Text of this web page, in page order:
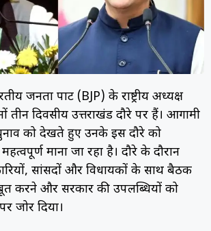
जनता पार्टी (BJP) के राष्ट्रीय अध्यक्ष
तीन दिवसीय उत्तराखंड दौरे पर हैं। आगामी
को देखते हुए उनके इस दौरे को
माना जा रहा है। दौरे के दौरान
सांसदों और विधायकों के साथ बैठक
करने और सरकार की उपलब्धियों को
जोर दिया।